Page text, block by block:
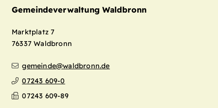
Gemeindeverwaltung Waldbronn
Marktplatz 7
76337 Waldbronn
gemeinde@waldbronn.de
07243 609-0
07243 609-89